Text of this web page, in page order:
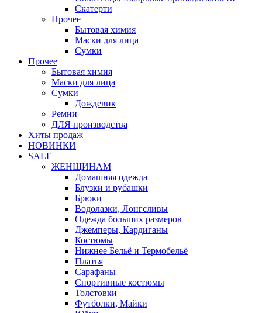
Скатерти
Прочее
Бытовая химия
Маски для лица
Сумки
Прочее
Бытовая химия
Маски для лица
Сумки
Дождевик
Ремни
ДЛЯ производства
Хиты продаж
НОВИНКИ
SALE
ЖЕНЩИНАМ
Домашняя одежда
Блузки и рубашки
Брюки
Водолазки, Лонгсливы
Одежда больших размеров
Джемперы, Кардиганы
Костюмы
Нижнее Бельё и Термобельё
Платья
Сарафаны
Спортивные костюмы
Толстовки
Футболки, Майки